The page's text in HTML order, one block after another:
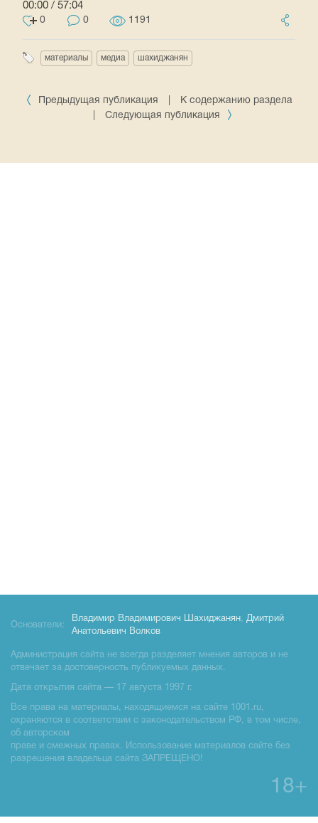
00:00 / 57:04
0 0 1191
материалы медиа шахиджанян
Предыдущая публикация
К содержанию раздела
Следующая публикация
Основатели:
Владимир Владимирович Шахиджанян, Дмитрий
Анатольевич Волков
Администрация сайта не всегда разделяет мнения авторов и не
отвечает за достоверность публикуемых данных.
Дата открытия сайта — 17 августа 1997 г.
Все права на материалы, находящиемся на сайте 1001.ru,
охраняются в соответствии с законодательством РФ, в том числе,
об авторском
праве и смежных правах. Использование материалов сайте без
разрешения владельца сайта ЗАПРЕЩЕНО!
18+